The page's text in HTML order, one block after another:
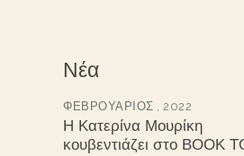
Νέα
ΦΕΒΡΟΥΆΡΙΟΣ , 2022
Η Κατερίνα Μουρίκη
κουβεντιάζει στο BOOK